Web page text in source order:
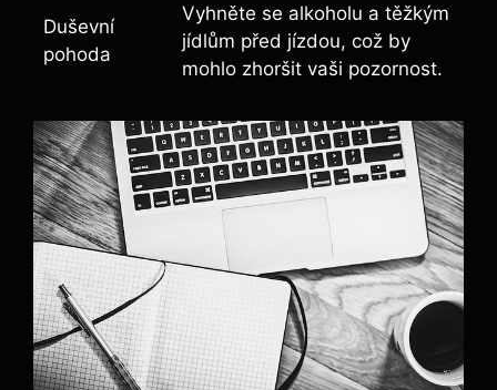
Duševní
pohoda
Vyhněte se alkoholu a těžkým
jídlům před jízdou, což by
mohlo zhoršit vaši pozornost.